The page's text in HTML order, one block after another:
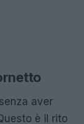
aver
è il rito